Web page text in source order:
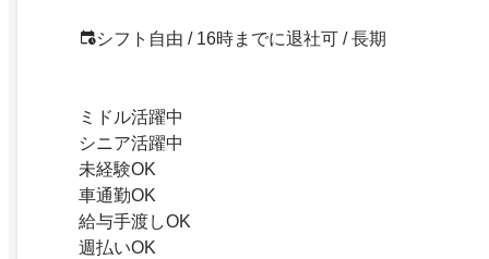
シフト自由 / 16時までに退社可 / 長期
ミドル活躍中
シニア活躍中
未経験OK
車通勤OK
給与手渡しOK
週払いOK